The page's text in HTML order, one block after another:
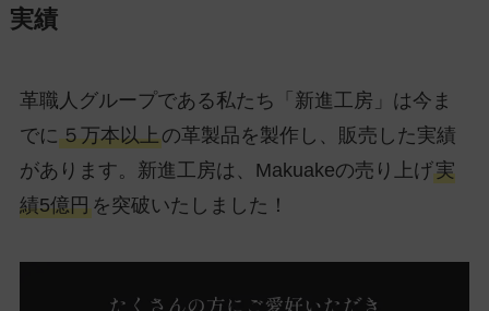
実績
革職人グループである私たち「新進工房」は今ま
でに５万本以上の革製品を製作し、販売した実績
があります。新進工房は、Makuakeの売り上げ実
績5億円を突破いたしました！